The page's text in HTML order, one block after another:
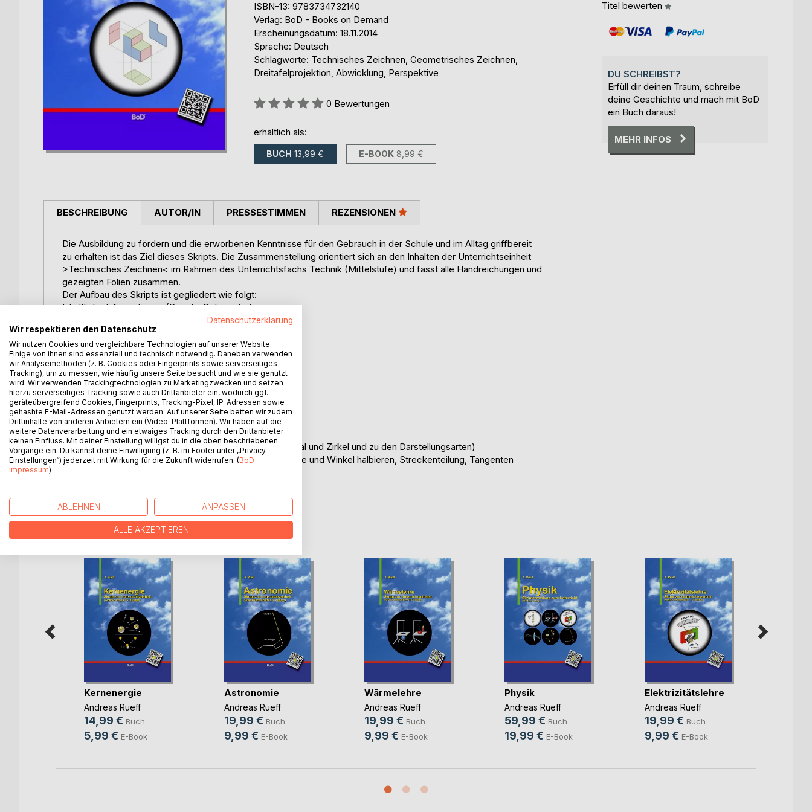
ISBN-13: 9783734732140
Verlag: BoD - Books on Demand
Erscheinungsdatum: 18.11.2014
Sprache: Deutsch
Schlagworte: Technisches Zeichnen, Geometrisches Zeichnen,
Dreitafelprojektion, Abwicklung, Perspektive
Bewertung::
0 Bewertungen
erhältlich als:
BUCH 13,99 € E-BOOK 8,99 €
Titel bewerten
DU SCHREIBST?
Erfüll dir deinen Traum, schreibe
deine Geschichte und mach mit BoD
ein Buch daraus!
MEHR INFOS
BESCHREIBUNG
Die Ausbildung zu fördern und die erworbenen Kenntnisse für den Gebrauch in der Schule und im Alltag griffbereit
zu erhalten ist das Ziel dieses Skripts. Die Zusammenstellung orientiert sich an den Inhalten der Unterrichtseinheit
>Technisches Zeichnen< im Rahmen des Unterrichtsfachs Technik (Mittelstufe) und fasst alle Handreichungen und
gezeigten Folien zusammen.
Der Aufbau des Skripts ist gegliedert wie folgt:
Inhaltliche Informationen (Regeln, Daten, etc.)
- Allgemeine Informationen zur technischen Zeichnung
- Linienarten und Linienbreiten
- Skizze und Zeichnung
- Geometrisches Zeichnen
- Bemaßungsregeln
- Informationen zu Darstellungsarten
- Die Dreitafelprojektion
- Schnitte durch den Körper
- Abwicklungen
Zeichentechnik
- Zeichenübungen [Anhang] (Übungen zur Arbeit mit Lineal und Zirkel und zu den Darstellungsarten)
- Grundkonstruktionen / Geometrisches Zeichnen (Strecke und Winkel halbieren, Streckenteilung, Tangenten
AUTOR/IN PRESSESTIMMEN REZENSIONEN
WEITERE TITEL BEI
Kernenergie
Andreas Rueff
14,99 € Buch
5,99 € E-Book
Astronomie
Andreas Rueff
19,99 € Buch
9,99 € E-Book
Wärmelehre
Andreas Rueff
19,99 € Buch
9,99 € E-Book
Physik
Andreas Rueff
59,99 € Buch
19,99 € E-Book
Elektrizitätslehre
Andreas Rueff
19,99 € Buch
9,99 € E-Book
Datenschutzerklärung
Wir respektieren den Datenschutz
Wir nutzen Cookies und vergleichbare Technologien auf unserer Website.
Einige von ihnen sind essenziell und technisch notwendig. Daneben verwenden
wir Analysemethoden (z. B. Cookies oder Fingerprints sowie serverseitiges
Tracking), um zu messen, wie häufig unsere Seite besucht und wie sie genutzt
wird. Wir verwenden Trackingtechnologien zu Marketingzwecken und setzen
hierzu serverseitiges Tracking sowie auch Drittanbieter ein, wodurch ggf.
geräteübergreifend Cookies, Fingerprints, Tracking-Pixel, IP-Adressen sowie
gehashte E-Mail-Adressen genutzt werden. Auf unserer Seite betten wir zudem
Drittinhalte von anderen Anbietern ein (Video-Plattformen). Wir haben auf die
weitere Datenverarbeitung und ein etwaiges Tracking durch den Drittanbieter
keinen Einfluss. Mit deiner Einstellung willigst du in die oben beschriebenen
Vorgänge ein. Du kannst deine Einwilligung (z. B. im Footer unter „Privacy-
Einstellungen“) jederzeit mit Wirkung für die Zukunft widerrufen. (BoD-
Impressum)
ABLEHNEN ANPASSEN
ALLE AKZEPTIEREN